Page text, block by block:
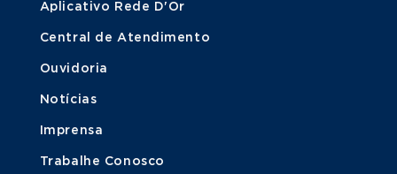
Aplicativo Rede D'Or
Central de Atendimento
Ouvidoria
Notícias
Imprensa
Trabalhe Conosco